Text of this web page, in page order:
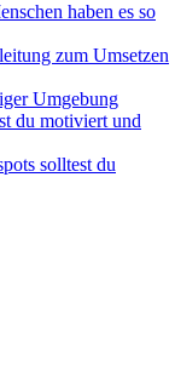
haben es so
zum Umsetzen
Umgebung
du motiviert und
solltest du